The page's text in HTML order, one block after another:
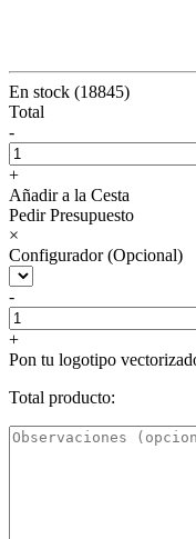
En stock (18845)
Total
-
+
Añadir a la Cesta
Pedir Presupuesto
×
Configurador (Opcional)
-
+
Pon tu logotipo
Total producto: